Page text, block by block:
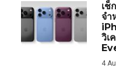
เช็
จำ
วิเ
4